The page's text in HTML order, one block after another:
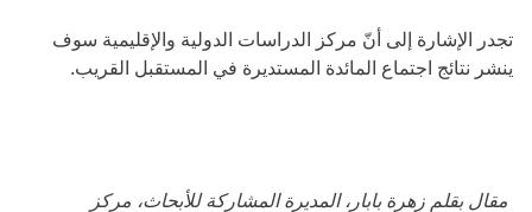
تجدر الإشارة إلى أنّ مركز الدراسات الدولية والإقليمية سوف
ينشر نتائج اجتماع المائدة المستديرة في المستقبل القريب.
مقال بقلم زهرة بابار، المديرة المشاركة للأبحاث، مركز